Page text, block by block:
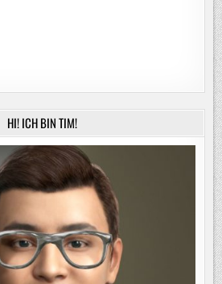
HI! ICH BIN TIM!